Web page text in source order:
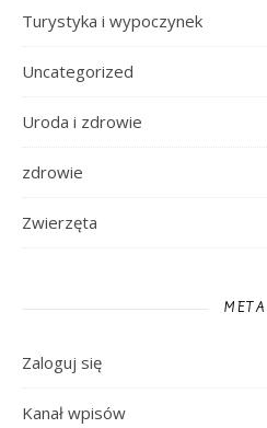
Turystyka i wypoczynek
Uncategorized
Uroda i zdrowie
zdrowie
Zwierzęta
META
Zaloguj się
Kanał wpisów